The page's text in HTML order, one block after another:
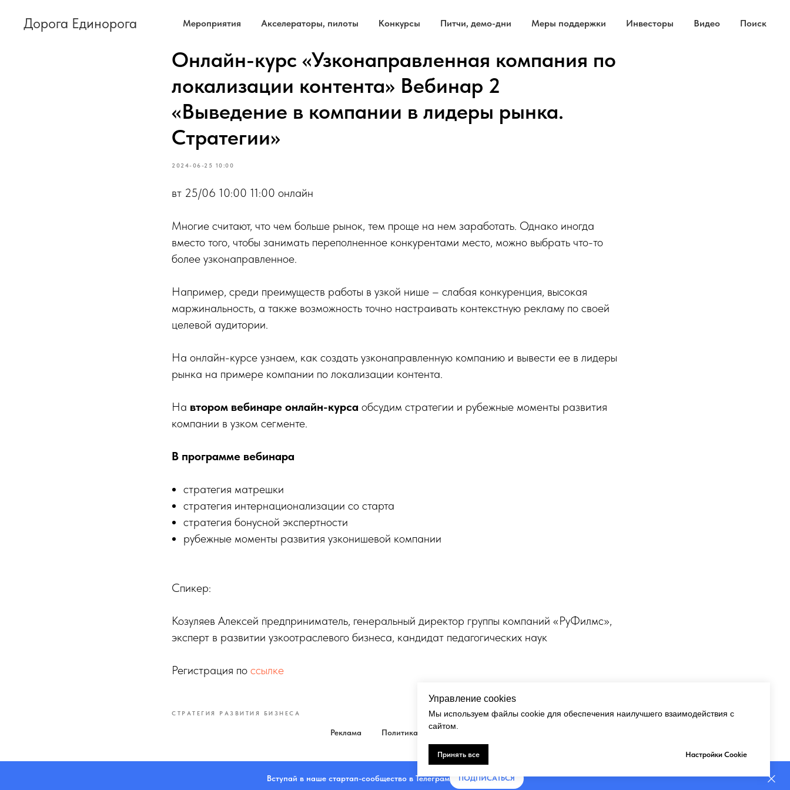
Дорога Единорога Мероприятия Акселераторы, пилоты Конкурсы Питчи, демо-дни Меры поддержки Инвесторы Видео Поиск
Вступай в наше стартап-сообщество в Телеграм ПОДПИСАТЬCЯ
Онлайн-курс «Узконаправленная компания по
локализации контента» Вебинар 2
«Выведение в компании в лидеры рынка.
Стратегии»
2024-06-25 10:00
вт 25/06 10:00 11:00 онлайн
Многие считают, что чем больше рынок, тем проще на нем заработать. Однако иногда
вместо того, чтобы занимать переполненное конкурентами место, можно выбрать что-то
более узконаправленное.
Например, среди преимуществ работы в узкой нише – слабая конкуренция, высокая
маржинальность, а также возможность точно настраивать контекстную рекламу по своей
целевой аудитории.
На онлайн-курсе узнаем, как создать узконаправленную компанию и вывести ее в лидеры
рынка на примере компании по локализации контента.
На втором вебинаре онлайн-курса обсудим стратегии и рубежные моменты развития
компании в узком сегменте.
В программе вебинара
стратегия матрешки
стратегия интернационализации со старта
стратегия бонусной экспертности
рубежные моменты развития узконишевой компании
Спикер:
Козуляев Алексей предприниматель, генеральный директор группы компаний «РуФилмс»,
эксперт в развитии узкоотраслевого бизнеса, кандидат педагогических наук
Регистрация по ссылке
СТРАТЕГИЯ РАЗВИТИЯ БИЗНЕСА
Управление cookies
Мы используем файлы cookie для обеспечения наилучшего взаимодействия с
сайтом.
Принять все Настройки Cookie
Реклама Политика